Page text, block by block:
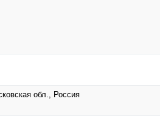
обл., Россия